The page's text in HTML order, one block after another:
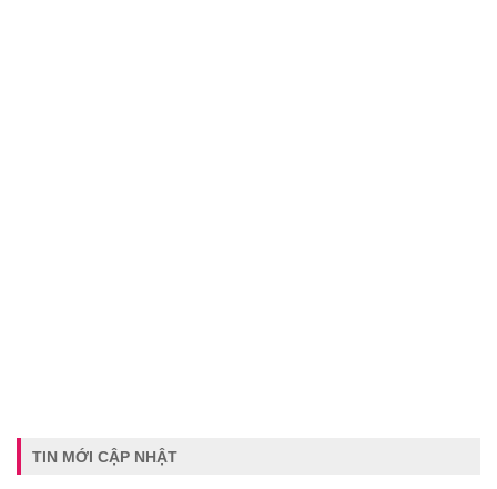
TIN MỚI CẬP NHẬT